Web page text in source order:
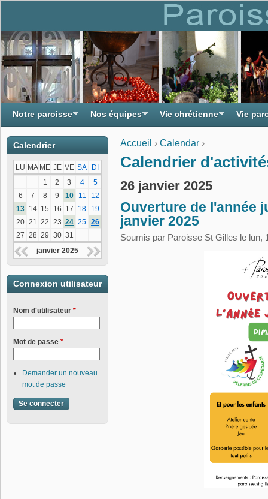
Vous êtes ici
Accueil › Calendar ›
Calendrier
26 janvier 2025
Ouverture de l'année
janvier 2025
Soumis par Paroisse St Gilles le lun,
Notre paroisse Nos équipes Vie chrétienne Vie
Calendrier
LU MA ME JE VE SA
DI
1
2 3 4
5
6
7 8 9 10 11
12
13 14 15 16 17 18
19
20 21 22 23 24 25 26
27 28 29 30 31
janvier 2025
Connexion utilisateur
Nom d'utilisateur *
Mot de passe *
Demander un nouveau
mot de passe